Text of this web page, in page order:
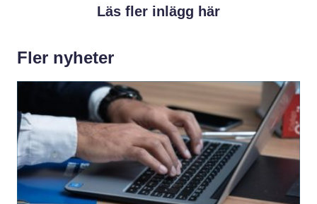
Läs fler inlägg här
Fler nyheter